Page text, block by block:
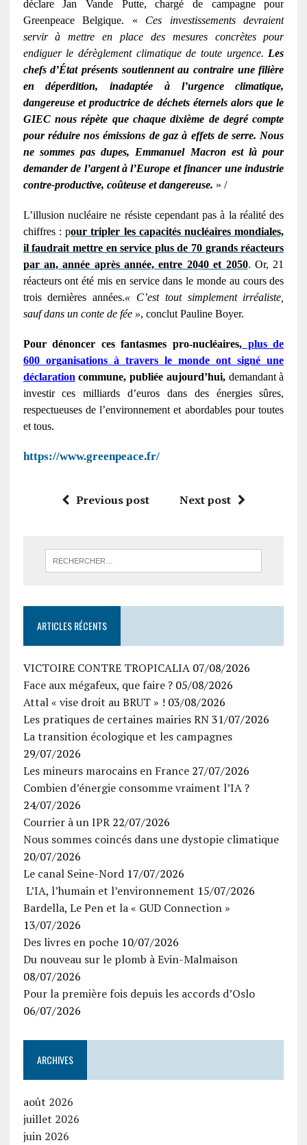
déclare Jan Vande Putte, chargé de campagne pour
Greenpeace Belgique. « Ces investissements devraient
servir à mettre en place des mesures concrètes pour
endiguer le dérèglement climatique de toute urgence. Les
chefs d’État présents soutiennent au contraire une filière
en déperdition, inadaptée à l’urgence climatique,
dangereuse et productrice de déchets éternels alors que le
GIEC nous répète que chaque dixième de degré compte
pour réduire nos émissions de gaz à effets de serre. Nous
ne sommes pas dupes, Emmanuel Macron est là pour
demander de l’argent à l’Europe et financer une industrie
contre-productive, coûteuse et dangereuse. » /
L’illusion nucléaire ne résiste cependant pas à la réalité des
chiffres : pour tripler les capacités nucléaires mondiales,
il faudrait mettre en service plus de 70 grands réacteurs
par an, année après année, entre 2040 et 2050. Or, 21
réacteurs ont été mis en service dans le monde au cours des
trois dernières années.« C’est tout simplement irréaliste,
sauf dans un conte de fée », conclut Pauline Boyer.
Pour dénoncer ces fantasmes pro-nucléaires, plus de
600 organisations à travers le monde ont signé une
déclaration commune, publiée aujourd’hui,demandant à
investir ces milliards d’euros dans des énergies sûres,
respectueuses de l’environnement et abordables pour toutes
et tous.
https://www.greenpeace.fr/
Previous post Next post
ARTICLES RÉCENTS
VICTOIRE CONTRE TROPICALIA 07/08/2026
Face aux mégafeux, que faire ? 05/08/2026
Attal « vise droit au BRUT » ! 03/08/2026
Les pratiques de certaines mairies RN 31/07/2026
La transition écologique et les campagnes
29/07/2026
Les mineurs marocains en France 27/07/2026
Combien d’énergie consomme vraiment l’IA ?
24/07/2026
Courrier à un IPR 22/07/2026
Nous sommes coincés dans une dystopie climatique
20/07/2026
Le canal Seine-Nord 17/07/2026
L’IA, l’humain et l’environnement 15/07/2026
Bardella, Le Pen et la « GUD Connection »
13/07/2026
Des livres en poche 10/07/2026
Du nouveau sur le plomb à Evin-Malmaison
08/07/2026
Pour la première fois depuis les accords d’Oslo
06/07/2026
ARCHIVES
août 2026
juillet 2026
juin 2026